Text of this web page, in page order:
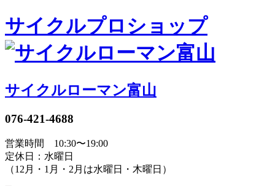
サイクルプロショップ
サイクルローマン富山
076-421-4688
営業時間 10:30〜19:00
定休日：水曜日
（12月・1月・2月は水曜日・木曜日）